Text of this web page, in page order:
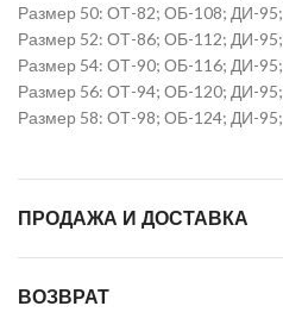
Размер 50: ОТ-82; ОБ-108; ДИ-95;
Размер 52: ОТ-86; ОБ-112; ДИ-95;
Размер 54: ОТ-90; ОБ-116; ДИ-95;
Размер 56: ОТ-94; ОБ-120; ДИ-95;
Размер 58: ОТ-98; ОБ-124; ДИ-95;
ПРОДАЖА И ДОСТАВКА
ВОЗВРАТ